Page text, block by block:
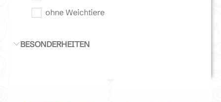
ohne Weichtiere
BESONDERHEITEN